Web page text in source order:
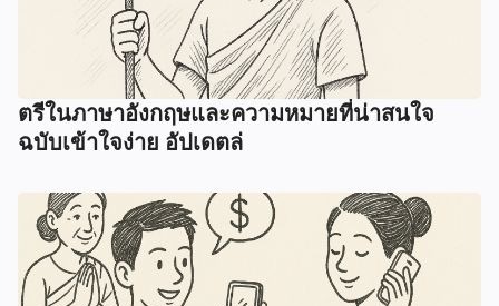
ตรีในภาษาอังกฤษและความหมายที่น่าสนใจ
ฉบับเข้าใจง่าย อัปเดตล่